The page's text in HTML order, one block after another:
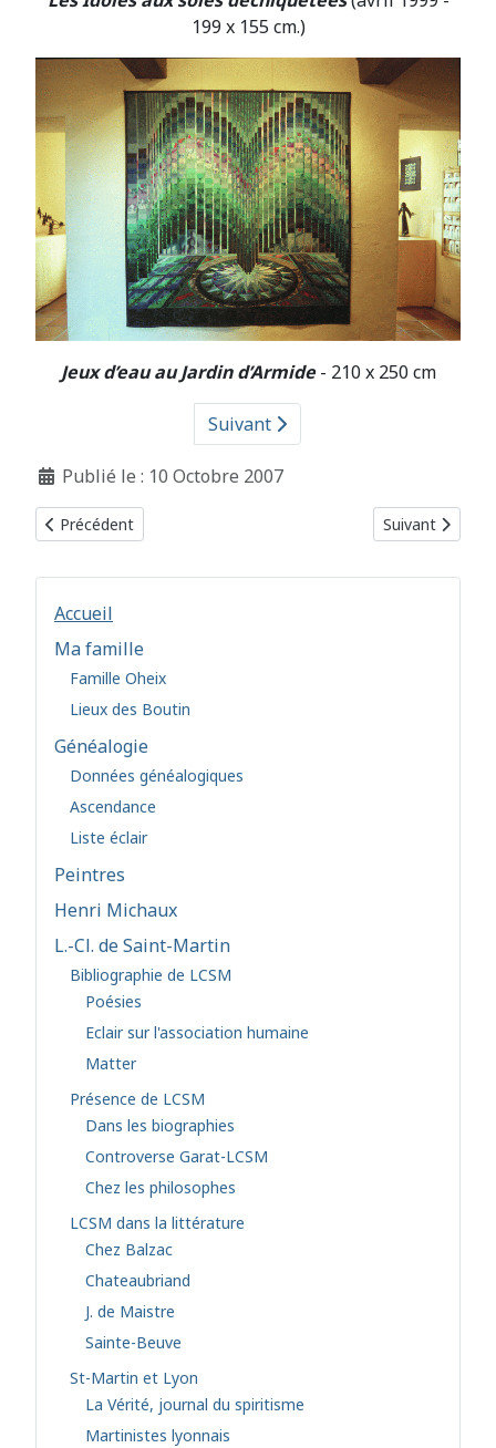
Accueil
Ma famille
Famille Oheix
Lieux des Boutin
Généalogie
Données généalogiques
Ascendance
Liste éclair
Peintres
Henri Michaux
L.-Cl. de Saint-Martin
Bibliographie de LCSM
Poésies
Eclair sur l'association humaine
Matter
Présence de LCSM
Dans les biographies
Controverse Garat-LCSM
Chez les philosophes
LCSM dans la littérature
Chez Balzac
Chateaubriand
J. de Maistre
Sainte-Beuve
St-Martin et Lyon
La Vérité, journal du spiritisme
Martinistes lyonnais
199 x 155 cm.)
Jeux d’eau au Jardin d’Armide- 210 x 250 cm
Suivant
Détails
Publié le : 10 Octobre 2007
Article précédent : L'art textile d'Ildiko Français
Précédent Article suivant
Suivant